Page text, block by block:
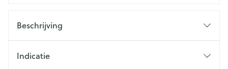
Beschrijving
Indicatie